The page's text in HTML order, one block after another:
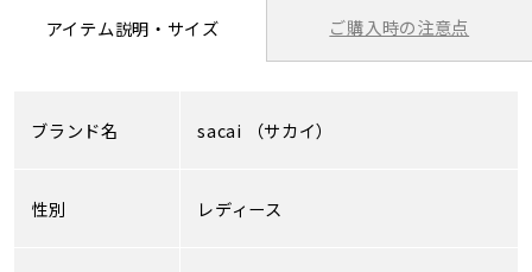
アイテム説明・サイズ ご購入時の注意点
ブランド名 sacai （サカイ）
性別 レディース